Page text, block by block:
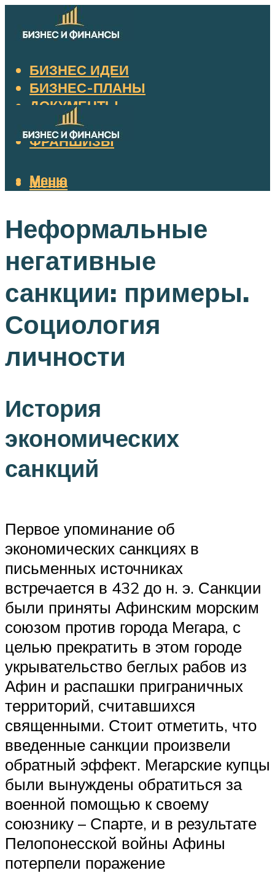
БИЗНЕС ИДЕИ
БИЗНЕС-ПЛАНЫ
ДОКУМЕНТЫ
НАЛОГИ
ФРАНШИЗЫ
Меню
Меню
Неформальные
негативные
санкции: примеры.
Социология
личности
История
экономических
санкций
Первое упоминание об
экономических санкциях в
письменных источниках
встречается в 432 до н. э. Санкции
были приняты Афинским морским
союзом против города Мегара, с
целью прекратить в этом городе
укрывательство беглых рабов из
Афин и распашки приграничных
территорий, считавшихся
священными. Стоит отметить, что
введенные санкции произвели
обратный эффект. Мегарские купцы
были вынуждены обратиться за
военной помощью к своему
союзнику – Спарте, и в результате
Пелопонесской войны Афины
потерпели поражение